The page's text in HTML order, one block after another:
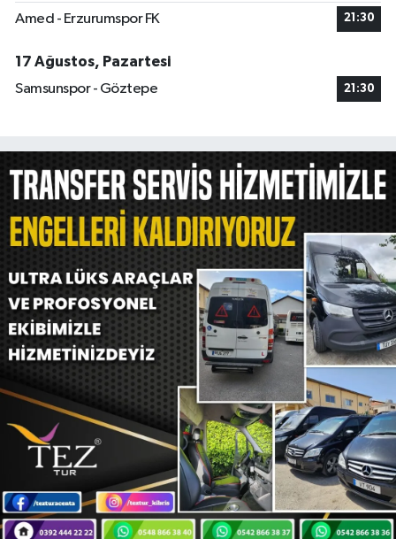
Amed - Erzurumspor FK 21:30
17 Ağustos, Pazartesi
Samsunspor - Göztepe
21:30